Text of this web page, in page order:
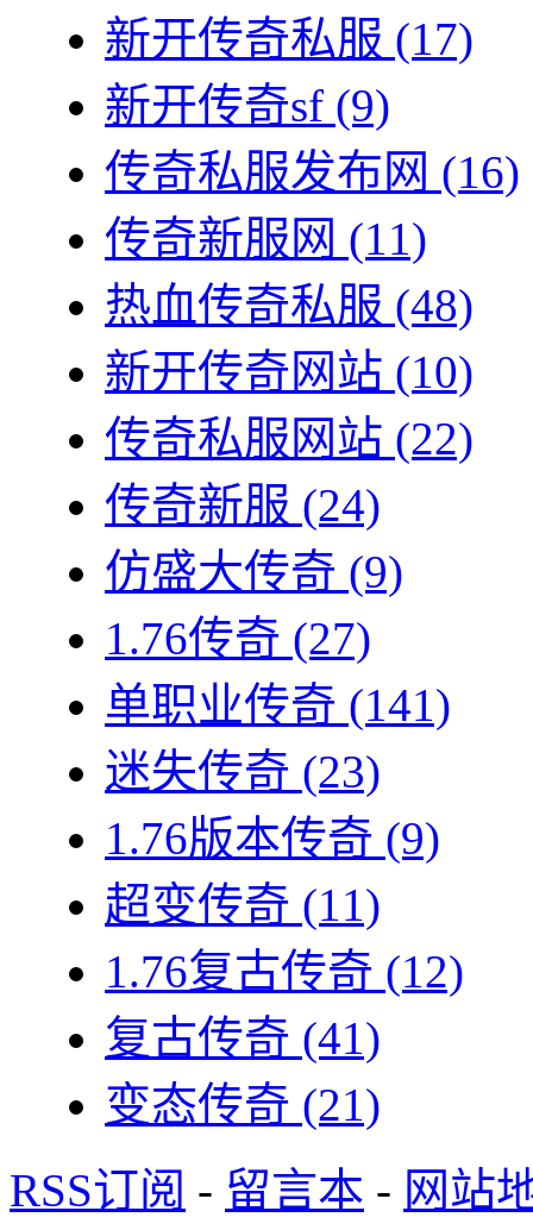
新开传奇私服 (17)
新开传奇sf (9)
传奇私服发布网 (16)
传奇新服网 (11)
热血传奇私服 (48)
新开传奇网站 (10)
传奇私服网站 (22)
传奇新服 (24)
仿盛大传奇 (9)
1.76传奇 (27)
单职业传奇 (141)
迷失传奇 (23)
1.76版本传奇 (9)
超变传奇 (11)
1.76复古传奇 (12)
复古传奇 (41)
变态传奇 (21)
RSS订阅 - 留言本 - 网站